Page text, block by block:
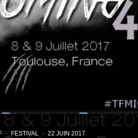
· FESTIVAL · 22 JUIN 2017